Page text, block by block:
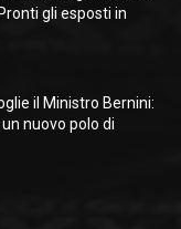
gli esposti in
il Ministro Bernini:
nuovo polo di